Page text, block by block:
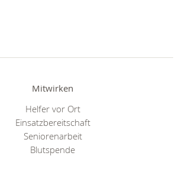
Mitwirken
Helfer vor Ort
Einsatzbereitschaft
Seniorenarbeit
Blutspende